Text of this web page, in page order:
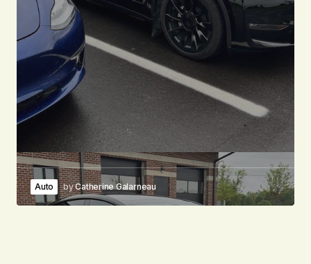
Auto byCatherine Galarneau